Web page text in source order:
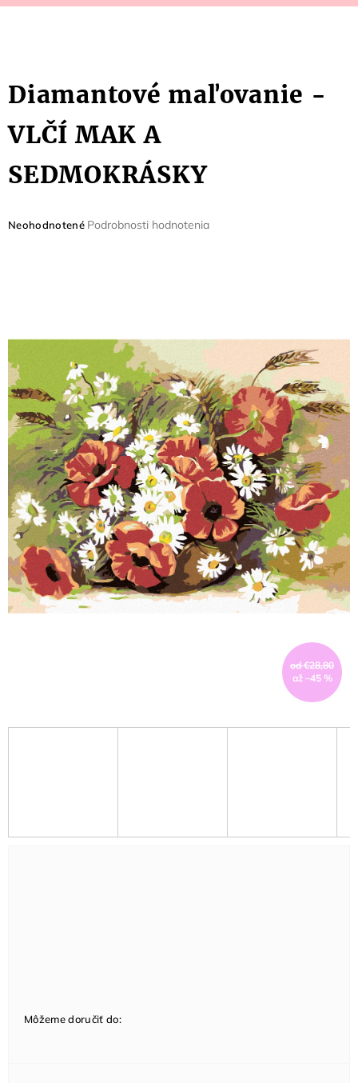
Diamantové maľovanie -
VLČÍ MAK A
SEDMOKRÁSKY
Priemerné
Neohodnotené Podrobnosti hodnotenia
od €28,80
až –45 %
Môžeme doručiť do: